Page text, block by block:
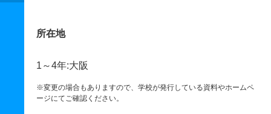
所在地
1～4年:大阪
※変更の場合もありますので、学校が発行している資料やホームペ
ージにてご確認ください。